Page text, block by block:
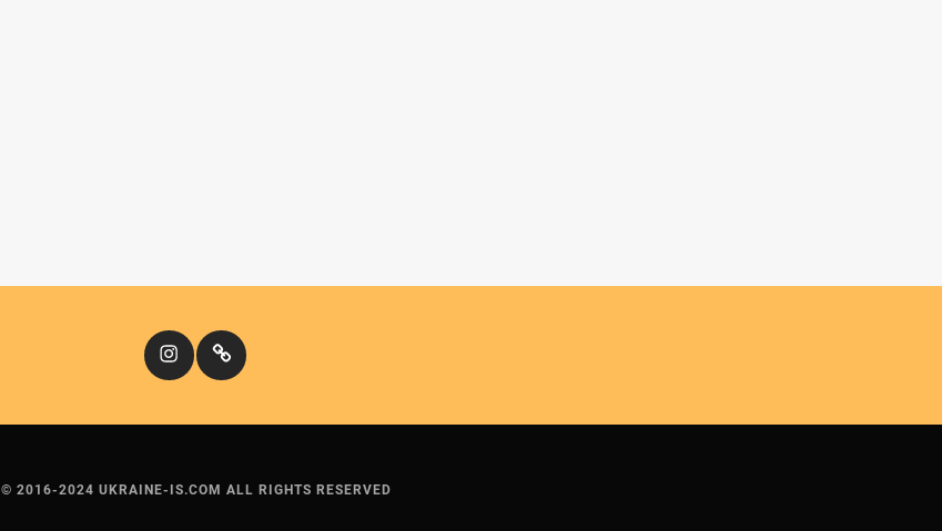
InstagramКіномандри
© 2016-2024 UKRAINE-IS.COM ALL RIGHTS RESERVED